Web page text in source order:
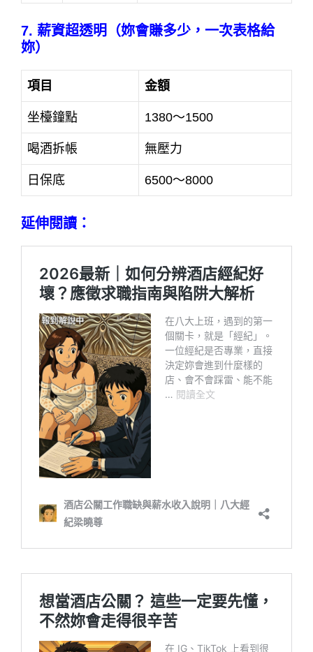
7. 薪資超透明（妳會賺多少，一次表格給
妳）
項目 金額
坐檯鐘點 1380～1500
喝酒拆帳 無壓力
日保底 6500～8000
延伸閱讀：